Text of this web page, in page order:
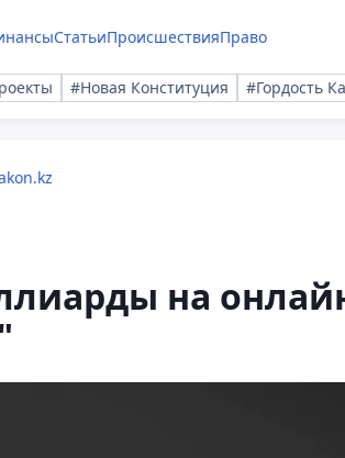
СтатьиПроисшествияПраво
#Новая Конституция #Гордость
на